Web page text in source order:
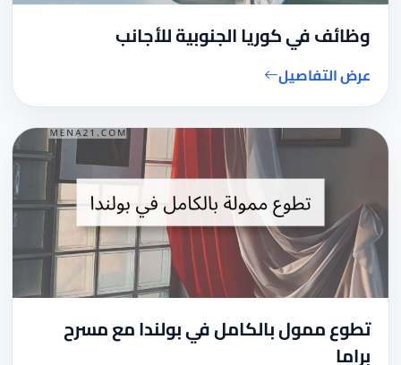
وظائف في كوريا الجنوبية للأجانب
عرض التفاصيل
تطوع ممول بالكامل في بولندا مع مسرح
براما